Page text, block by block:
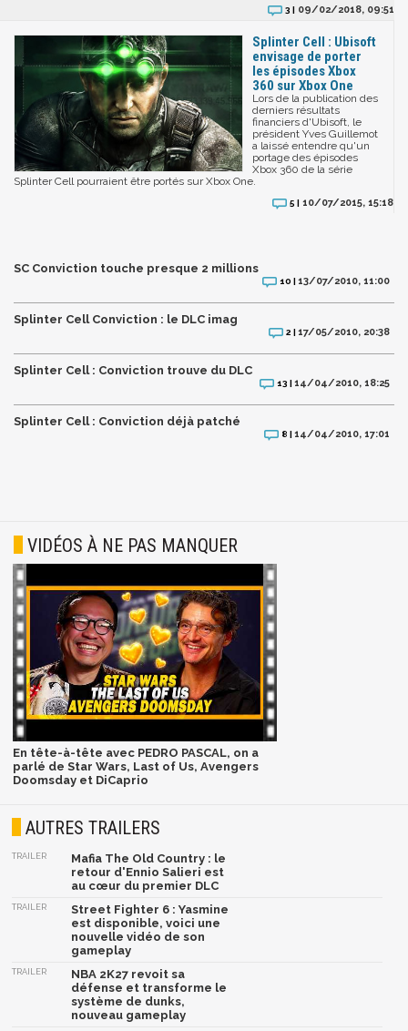
3 | 09/02/2018, 09:51
Splinter Cell : Ubisoft
envisage de porter
les épisodes Xbox
360 sur Xbox One
Lors de la publication des
derniers résultats
financiers d'Ubisoft, le
président Yves Guillemot
a laissé entendre qu'un
portage des épisodes
Xbox 360 de la série
Splinter Cell pourraient être portés sur Xbox One.
5 | 10/07/2015, 15:18
SC Conviction touche presque 2 millions
10 |13/07/2010, 11:00
Splinter Cell Conviction : le DLC imag
2 |17/05/2010, 20:38
Splinter Cell : Conviction trouve du DLC
13 |14/04/2010, 18:25
Splinter Cell : Conviction déjà patché
8 |14/04/2010, 17:01
VIDÉOS À NE PAS MANQUER
En tête-à-tête avec PEDRO PASCAL, on a
parlé de Star Wars, Last of Us, Avengers
Doomsday et DiCaprio
AUTRES TRAILERS
TRAILER
Mafia The Old Country : le
retour d'Ennio Salieri est
au cœur du premier DLC
TRAILER
Street Fighter 6 : Yasmine
est disponible, voici une
nouvelle vidéo de son
gameplay
TRAILER
NBA 2K27 revoit sa
défense et transforme le
système de dunks,
nouveau gameplay